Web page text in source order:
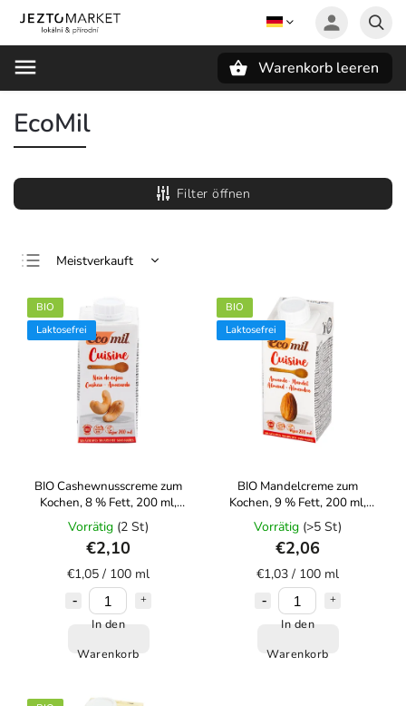
Warenkorb leeren
EcoMil
Filter öffnen
Meistverkauft
Teuerste
Alphabetisch
BIO
Laktosefrei
BIO Cashewnusscreme zum
Kochen, 8 % Fett, 200 ml,
ECOMIL
Vorrätig (2 St)
€2,10
€1,05 / 100 ml
In den
Warenkorb
BIO
Laktosefrei
BIO Mandelcreme zum
Kochen, 9 % Fett, 200 ml,
ECOMIL
Vorrätig (>5 St)
€2,06
€1,03 / 100 ml
In den
Warenkorb